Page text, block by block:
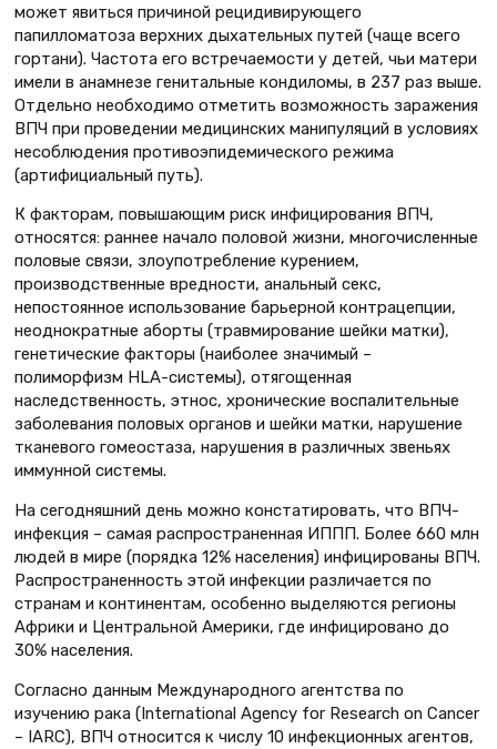
может явиться причиной рецидивирующего
папилломатоза верхних дыхательных путей (чаще всего
гортани). Частота его встречаемости у детей, чьи матери
имели в анамнезе генитальные кондиломы, в 237 раз выше.
Отдельно необходимо отметить возможность заражения
ВПЧ при проведении медицинских манипуляций в условиях
несоблюдения противоэпидемического режима
(артифициальный путь).
К факторам, повышающим риск инфицирования ВПЧ,
относятся: раннее начало половой жизни, многочисленные
половые связи, злоупотребление курением,
производственные вредности, анальный секс,
непостоянное использование барьерной контрацепции,
неоднократные аборты (травмирование шейки матки),
генетические факторы (наиболее значимый –
полиморфизм HLA-системы), отягощенная
наследственность, этнос, хронические воспалительные
заболевания половых органов и шейки матки, нарушение
тканевого гомеостаза, нарушения в различных звеньях
иммунной системы.
На сегодняшний день можно констатировать, что ВПЧ-
инфекция – самая распространенная ИППП. Более 660 млн
людей в мире (порядка 12% населения) инфицированы ВПЧ.
Распространенность этой инфекции различается по
странам и континентам, особенно выделяются регионы
Африки и Центральной Америки, где инфицировано до
30% населения.
Согласно данным Международного агентства по
изучению рака (International Agency for Research on Cancer
– IARC), ВПЧ относится к числу 10 инфекционных агентов,